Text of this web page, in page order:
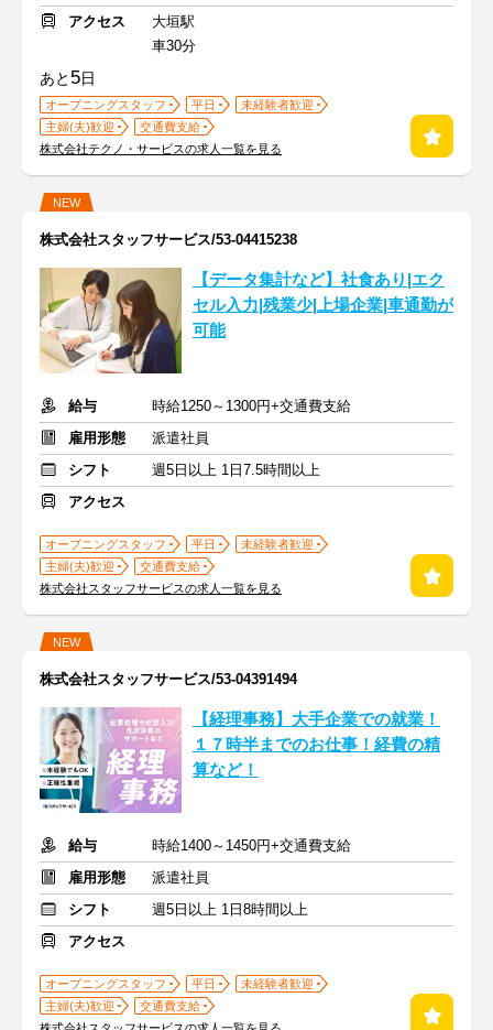
アクセス
大垣駅
車30分
あと 5日
オープニングスタッフ 平日
未経験者歓迎
主婦(夫)歓迎
交通費支給
株式会社テクノ・サービスの求人一覧を見る
NEW
株式会社スタッフサービス/53-04415238
【データ集計など】社食あり|エク
セル入力|残業少|上場企業|車通勤が
可能
給与
時給1250～1300円+交通費支給
雇用形態
派遣社員
シフト
週5日以上 1日7.5時間以上
アクセス
オープニングスタッフ 平日
未経験者歓迎
主婦(夫)歓迎
交通費支給
株式会社スタッフサービスの求人一覧を見る
NEW
株式会社スタッフサービス/53-04391494
【経理事務】大手企業での就業！
１７時半までのお仕事！経費の精
算など！
給与
時給1400～1450円+交通費支給
雇用形態
派遣社員
シフト
週5日以上 1日8時間以上
アクセス
オープニングスタッフ 平日
未経験者歓迎
主婦(夫)歓迎
交通費支給